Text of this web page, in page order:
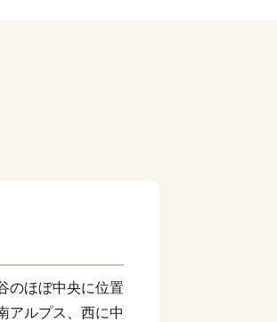
のほぼ中央に位置
アルプス、西に中